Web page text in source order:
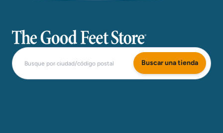
The Good Feet Store
Buscar una tienda